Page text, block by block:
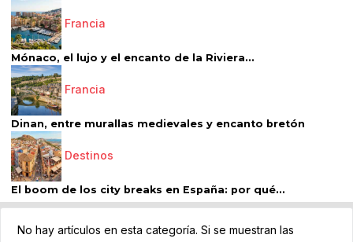
Francia
Mónaco, el lujo y el encanto de la Riviera...
Francia
Dinan, entre murallas medievales y encanto bretón
Destinos
El boom de los city breaks en España: por qué...
No hay artículos en esta categoría. Si se muestran las